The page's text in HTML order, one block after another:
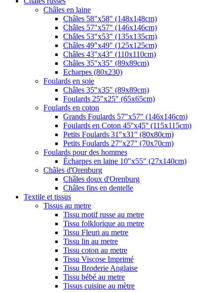
Châles en laine
Châles 58"x58" (148x148cm)
Châles 57"x57" (146x146cm)
Châles 53"x53" (135x135cm)
Châles 49"x49" (125x125cm)
Châles 43"x43" (110x110cm)
Châles 35"x35" (89x89cm)
Echarpes (80х230)
Foulards en soie
Châles 35"x35" (89x89cm)
Foulards 25"x25" (65x65cm)
Foulards en coton
Grands Foulards 57"x57" (146x146cm)
Foulards en Coton 45''x45'' (115x115cm)
Petits Foulards 31"x31" (80x80cm)
Petits Foulards 27"x27" (70x70cm)
Foulards pour des hommes
Écharpes en laine 10"x55" (27x140cm)
Châles d'Orenburg
Châles doux d'Orenburg
Châles fins en dentelle
Textile et tissus
Tissus au metre
Tissu motif russe au metre
Tissu folklorique au metre
Tissu Fleuri au metre
Tissu lin au metre
Tissu coton au metre
Tissu Viscose Imprimé
Tissu Broderie Anglaise
Tissu bébé au metre
Tissus cuisine au mètre